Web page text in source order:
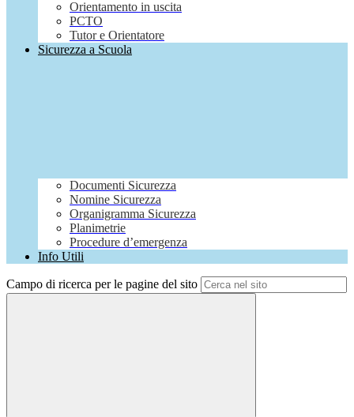
Orientamento in uscita
PCTO
Tutor e Orientatore
Sicurezza a Scuola
Documenti Sicurezza
Nomine Sicurezza
Organigramma Sicurezza
Planimetrie
Procedure d’emergenza
Info Utili
Campo di ricerca per le pagine del sito